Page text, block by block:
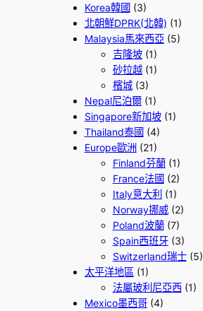
Korea韓國 (3)
北朝鮮DPRK(北韓) (1)
Malaysia馬來西亞(5)
吉隆坡(1)
砂拉越(1)
檳城(3)
Nepal尼泊爾(1)
Singapore新加坡(1)
Thailand泰國 (4)
Europe歐洲 (21)
Finland芬蘭(1)
France法國 (2)
Italy意大利 (1)
Norway挪威(2)
Poland波蘭(7)
Spain西班牙(3)
Switzerland瑞士(5)
太平洋地區 (1)
法屬玻利尼亞西(1)
Mexico墨西哥(4)